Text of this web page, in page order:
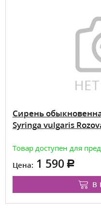
Сирень
Syringa vulgaris
Товар доступен для
Цена: 1 590
В